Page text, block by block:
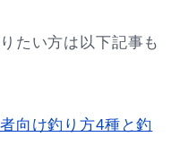
たい方は以下記事も
向け釣り方4種と釣